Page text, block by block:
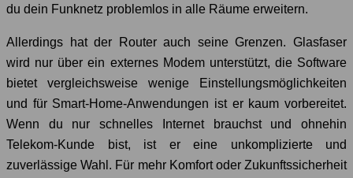
du dein Funknetz problemlos in alle Räume erweitern.
Allerdings hat der Router auch seine Grenzen. Glasfaser
wird nur über ein externes Modem unterstützt, die Software
bietet vergleichsweise wenige Einstellungsmöglichkeiten
und für Smart-Home-Anwendungen ist er kaum vorbereitet.
Wenn du nur schnelles Internet brauchst und ohnehin
Telekom-Kunde bist, ist er eine unkomplizierte und
zuverlässige Wahl. Für mehr Komfort oder Zukunftssicherheit